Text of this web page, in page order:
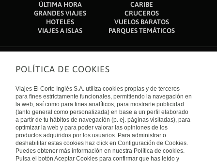
ÚLTIMA HORA
CARIBE
GRANDES VIAJES
CRUCEROS
HOTELES
VUELOS BARATOS
VIAJES A ISLAS
PARQUES TEMÁTICOS
Sobre nosotros
Quiénes somos
Financiación
Sostenibilidad
Turismo accesible
Tarjeta El Corte Inglés
Trabaja con nosotros
El Corte Inglés
Canal Ético
Enlaces de interés
Guías de viaje
Catálogos
Auto check-in
Condiciones Generales
Política de privacidad
Política de cookies
Accesibilidad
Internacional
España
POLÍTICA DE COOKIES
Viajes El Corte Inglés S.A. utiliza cookies propias y de terceros
para fines estrictamente funcionales, permitiendo la navegación en
la web, así como para fines analíticos, para mostrarte publicidad
(tanto general como personalizada) en base a un perfil elaborado
a partir de tu hábitos de navegación (p. ej. páginas visitadas), para
optimizar la web y para poder valorar las opiniones de los
productos adquiridos por los usuarios. Para administrar o
deshabilitar estas cookies haz click en Configuración de Cookies.
Puedes obtener más información en nuestra Política de cookies.
Pulsa el botón Aceptar Cookies para confirmar que has leído y